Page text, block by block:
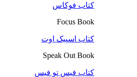
کتاب فوکاس
Focus Book
کتاب اسپیک اوت
Speak Out Book
کتاب فیس تو فیس